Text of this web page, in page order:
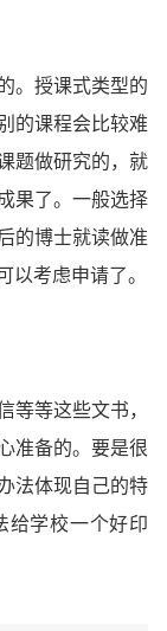
。授课式类型的
的课程会比较难
题做研究的，就
果了。一般选择
的博士就读做准
考虑申请了。
等这些文书，
准备的。要是很
法体现自己的特
给学校一个好印